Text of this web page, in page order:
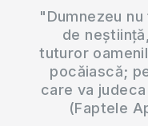
"Dumnezeu
de
tuturor
pocăiască;
care va
(Faptele